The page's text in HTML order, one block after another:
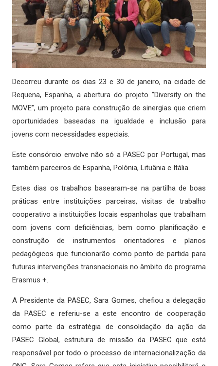
Decorreu durante os dias 23 e 30 de janeiro, na cidade de
Requena, Espanha, a abertura do projeto “Diversity on the
MOVE”, um projeto para construção de sinergias que criem
oportunidades baseadas na igualdade e inclusão para
jovens com necessidades especiais.
Este consórcio envolve não só a PASEC por Portugal, mas
também parceiros de Espanha, Polónia, Lituânia e Itália.
Estes dias os trabalhos basearam-se na partilha de boas
práticas entre instituições parceiras, visitas de trabalho
cooperativo a instituições locais espanholas que trabalham
com jovens com deficiências, bem como planificação e
construção de instrumentos orientadores e planos
pedagógicos que funcionarão como ponto de partida para
futuras intervenções transnacionais no âmbito do programa
Erasmus +.
A Presidente da PASEC, Sara Gomes, chefiou a delegação
da PASEC e referiu-se a este encontro de cooperação
como parte da estratégia de consolidação da ação da
PASEC Global, estrutura de missão da PASEC que está
responsável por todo o processo de internacionalização da